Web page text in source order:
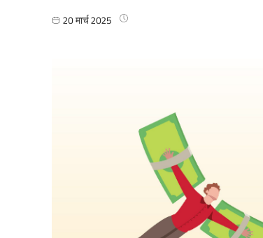
20 मार्च 2025